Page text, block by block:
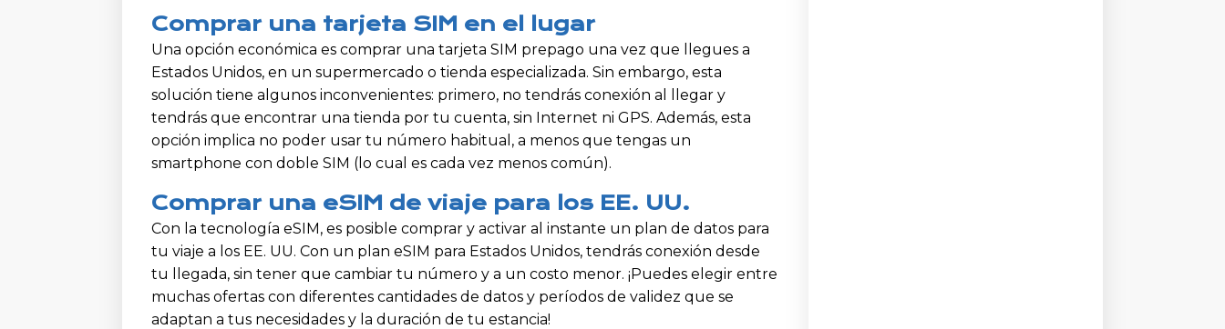
Comprar una tarjeta SIM en el lugar
Una opción económica es comprar una tarjeta SIM prepago una vez que llegues a
Estados Unidos, en un supermercado o tienda especializada. Sin embargo, esta
solución tiene algunos inconvenientes: primero, no tendrás conexión al llegar y
tendrás que encontrar una tienda por tu cuenta, sin Internet ni GPS. Además, esta
opción implica no poder usar tu número habitual, a menos que tengas un
smartphone con doble SIM (lo cual es cada vez menos común).
Comprar una eSIM de viaje para los EE. UU.
Con la tecnología eSIM, es posible comprar y activar al instante un plan de datos para
tu viaje a los EE. UU. Con un plan eSIM para Estados Unidos, tendrás conexión desde
tu llegada, sin tener que cambiar tu número y a un costo menor. ¡Puedes elegir entre
muchas ofertas con diferentes cantidades de datos y períodos de validez que se
adaptan a tus necesidades y la duración de tu estancia!